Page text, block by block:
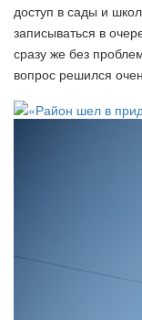
доступ в сады и
записываться в
сразу же без
вопрос решился